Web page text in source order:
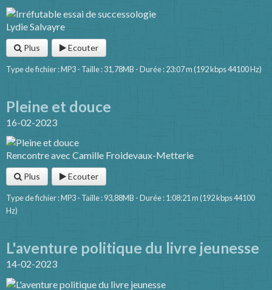
Lydie Salvayre
Plus Ecouter
Type de fichier : MP3 - Taille : 31,78MB - Durée : 23:07 m (192 kbps 44100 Hz)
Pleine et douce
16-02-2023
Rencontre avec Camille Froidevaux-Metterie
Plus Ecouter
Type de fichier : MP3 - Taille : 93,88MB - Durée : 1:08:21 m (192 kbps 44100
Hz)
L'aventure politique du livre jeunesse
14-02-2023